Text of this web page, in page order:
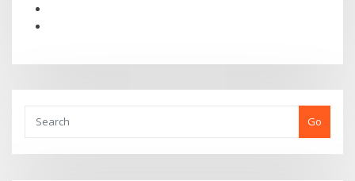
Go